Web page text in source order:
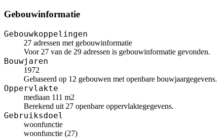
Gebouwinformatie
Gebouwkoppelingen
27 adressen met gebouwinformatie
Voor 27 van de 29 adressen is gebouwinformatie gevonden.
Bouwjaren
1972
Gebaseerd op 12 gebouwen met openbare bouwjaargegevens.
Oppervlakte
mediaan 111 m2
Berekend uit 27 openbare oppervlaktegegevens.
Gebruiksdoel
woonfunctie
woonfunctie (27)